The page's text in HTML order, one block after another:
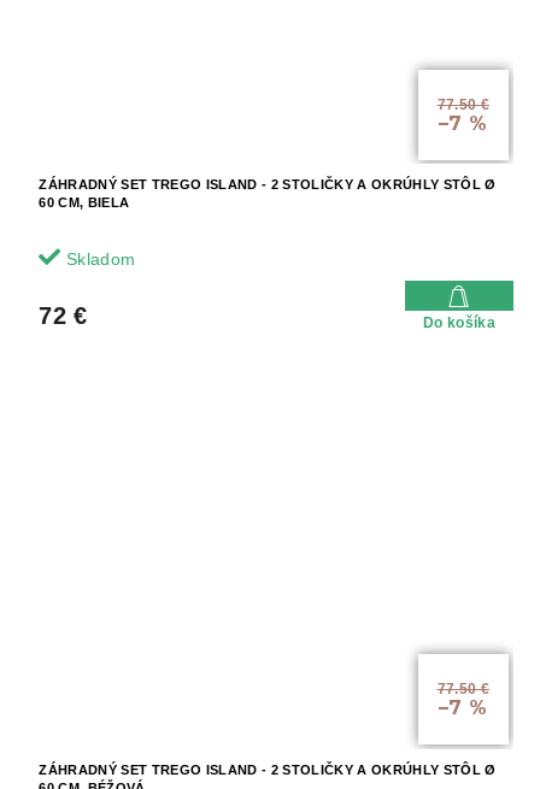
77.50 €
–7 %
ZÁHRADNÝ SET TREGO ISLAND - 2 STOLIČKY A OKRÚHLY STÔL Ø
60 CM, BIELA
Skladom
72 € Do košíka
77.50 €
–7 %
ZÁHRADNÝ SET TREGO ISLAND - 2 STOLIČKY A OKRÚHLY STÔL Ø